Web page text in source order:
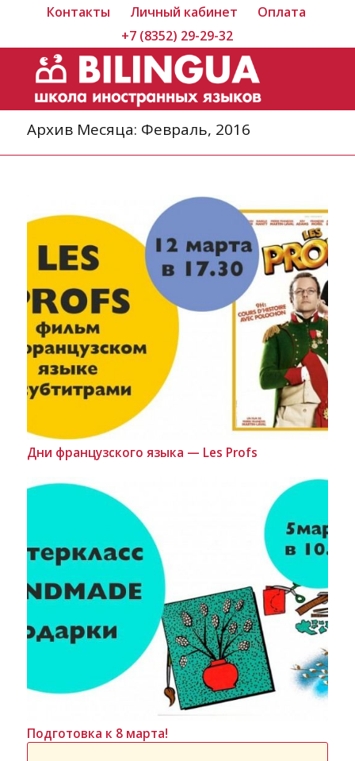
Контакты Личный кабинет
Оплата
+7 (8352) 29-29-32
Архив Месяца: Февраль, 2016
Дни французского языка — Les Profs
Подготовка к 8 марта!